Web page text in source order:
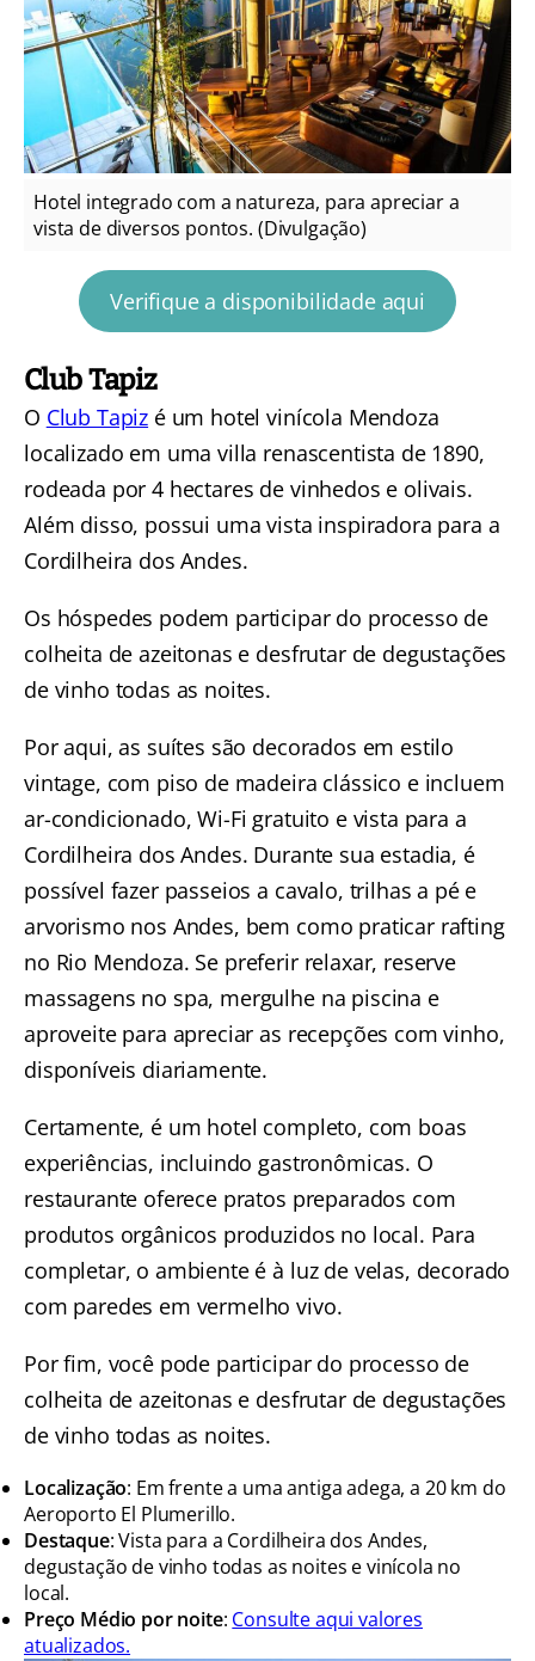
Hotel integrado com a natureza, para apreciar a
vista de diversos pontos. (Divulgação)
Verifique a disponibilidade aqui
Club Tapiz
O Club Tapiz é um hotel vinícola Mendoza
localizado em uma villa renascentista de 1890,
rodeada por 4 hectares de vinhedos e olivais.
Além disso, possui uma vista inspiradora para a
Cordilheira dos Andes.
Os hóspedes podem participar do processo de
colheita de azeitonas e desfrutar de degustações
de vinho todas as noites.
Por aqui, as suítes são decorados em estilo
vintage, com piso de madeira clássico e incluem
ar-condicionado, Wi-Fi gratuito e vista para a
Cordilheira dos Andes. Durante sua estadia, é
possível fazer passeios a cavalo, trilhas a pé e
arvorismo nos Andes, bem como praticar rafting
no Rio Mendoza. Se preferir relaxar, reserve
massagens no spa, mergulhe na piscina e
aproveite para apreciar as recepções com vinho,
disponíveis diariamente.
Certamente, é um hotel completo, com boas
experiências, incluindo gastronômicas. O
restaurante oferece pratos preparados com
produtos orgânicos produzidos no local. Para
completar, o ambiente é à luz de velas, decorado
com paredes em vermelho vivo.
Por fim, você pode participar do processo de
colheita de azeitonas e desfrutar de degustações
de vinho todas as noites.
Localização: Em frente a uma antiga adega, a 20 km do
Aeroporto El Plumerillo.
Destaque: Vista para a Cordilheira dos Andes,
degustação de vinho todas as noites e vinícola no
local.
Preço Médio por noite: Consulte aqui valores
atualizados.